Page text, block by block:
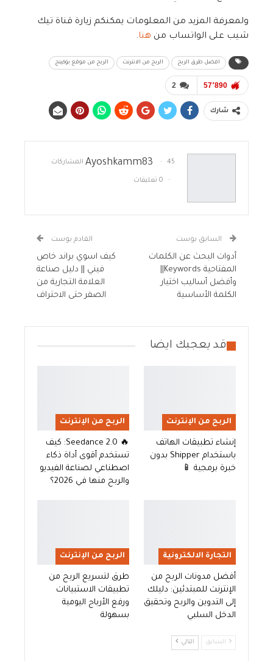
ولمعرفة المزيد من المعلومات يمكنكم زيارة قناة تيك
شيب على الواتساب من هنا.
افضل طرق الربح الربح من الانترنت الربح من موقع بوكينج
2 57٬890
شارك
Ayoshkamm83 45 المشاركات
0 تعليقات
السابق بوست
أدوات البحث عن الكلمات
وأفضل أساليب اختيار
الكلمة الأساسية
القادم بوست
كيف اسوي براند خاص
فيني || دليل صناعة
العلامة التجارية من
الصفر حتى الاحتراف
قد يعجبك ايضا
الربح من الإنترنت
إنشاء تطبيقات الهاتف
باستخدام Shipper بدون
خبرة برمجية 📱
الربح من الإنترنت
🔥 Seedance 2.0: كيف
تستخدم أقوى أداة ذكاء
اصطناعي لصناعة الفيديو
والربح منها في 2026؟
التجارة الالكترونية
أفضل مدونات الربح من
الإنترنت للمبتدئين: دليلك
إلى التدوين والربح وتحقيق
الدخل السلبي
الربح من الإنترنت
طرق لتسريع الربح من
تطبيقات الاستبيانات
ورفع الأرباح اليومية
بسهولة
السابق التالي